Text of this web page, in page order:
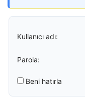
Kullanıcı adı:
Parola:
Beni hatırla